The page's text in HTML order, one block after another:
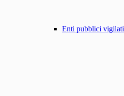
Enti pubblici vigilati